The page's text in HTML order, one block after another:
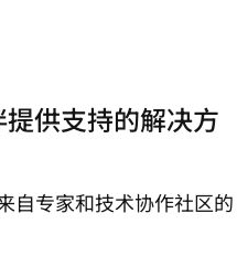
供支持的解决方
自专家和技术协作社区的